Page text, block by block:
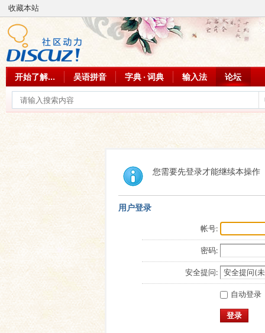
收藏本站
开始了解... 吴语拼音 字典 · 词典 输入法 论坛
您需要先登录才能继续本操作
用户登录
帐号:
密码:
安全提问:
自动登录
登录